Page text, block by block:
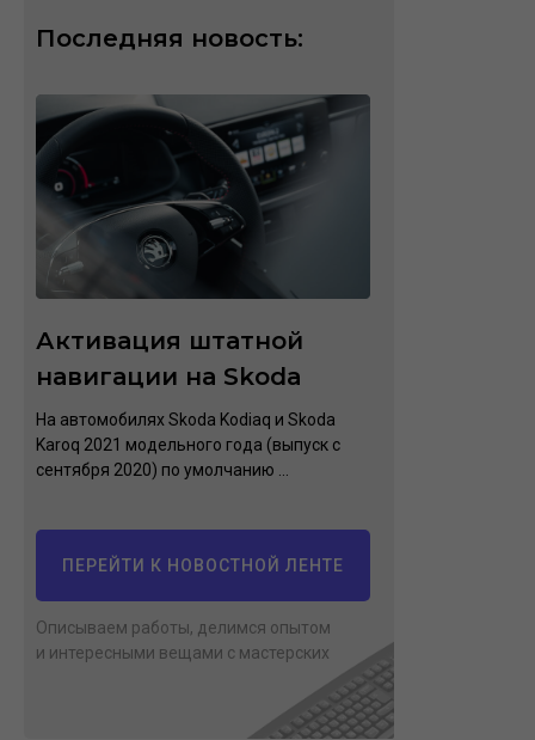
Описываем работы, делимся опытом
и интересными вещами с мастерских
На автомобилях Skoda Kodiaq и Skoda
Karoq 2021 модельного года (выпуск с
сентября 2020) по умолчанию ...
Последняя новость:
Активация штатной
навигации на Skoda
ПЕРЕЙТИ К НОВОСТНОЙ ЛЕНТЕ